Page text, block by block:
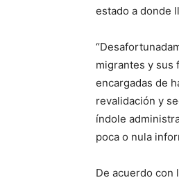
estado a donde
migrantes y sus
encargadas de
revalidación y
índole
poca o nula
De acuerdo con